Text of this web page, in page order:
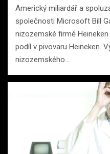
Americký miliardář a
společnosti Microsoft Bill
nizozemské firmě
podíl v pivovaru Heineken.
nizozemského…